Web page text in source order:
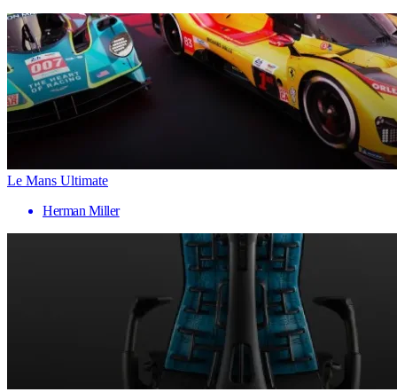
Le Mans Ultimate
Herman Miller